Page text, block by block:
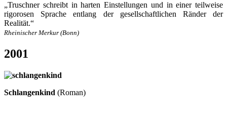
„Truschner schreibt in harten Einstellungen und in einer teilweise
rigorosen Sprache entlang der gesellschaftlichen Ränder der
Realität.“
Rheinischer Merkur (Bonn)
2001
Schlangenkind (Roman)